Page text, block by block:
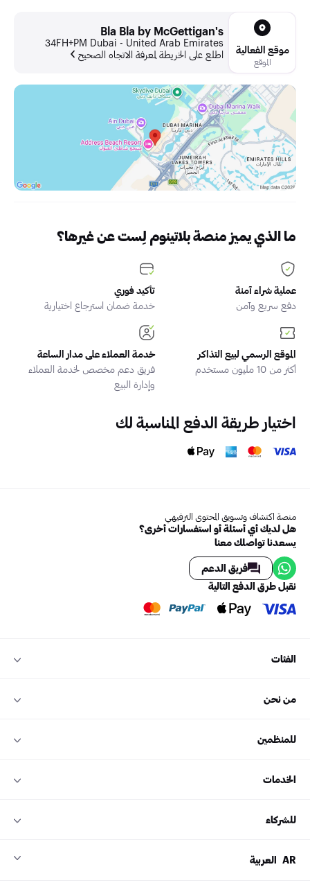
موقع الفعالية
الموقع
Bla Bla by McGettigan's
34FH+PM Dubai - United Arab Emirates
اطلع على الخريطة لمعرفة الاتجاه الصحيح
ما الذي يميز منصة بلاتينوم لِست عن غيرها؟
عملية شراء آمنة
دفع سريع وآمن
تأكيد فوري
خدمة ضمان استرجاع اختيارية
الموقع الرسمي لبيع التذاكر
أكثر من 10 مليون مستخدم
خدمة العملاء على مدار الساعة
فريق دعم مخصص لخدمة العملاء
وإدارة البيع
اختيار طريقة الدفع المناسبة لك
منصة اكتشاف وتسويق المحتوى الترفيهي
هل لديك أي أسئلة أو استفسارات أخرى؟
يسعدنا تواصلك معنا
فريق الدعم
نقبل طرق الدفع التالية
الفئات
من نحن
للمنظمين
الخدمات
للشركاء
AR العربية